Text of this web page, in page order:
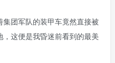
团军队的装甲车竟然直接被
这便是我昏迷前看到的最美